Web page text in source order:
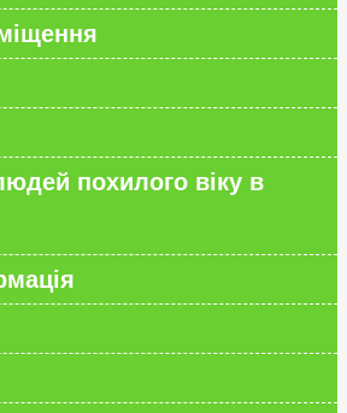
похилого віку в